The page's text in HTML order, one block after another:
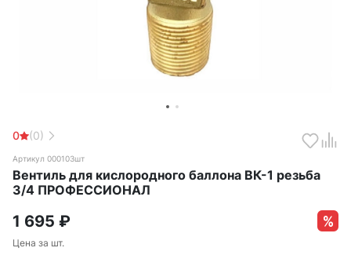
0 (0)
Артикул 000103шт
Вентиль для кислородного баллона ВК-1 резьба
3/4 ПРОФЕССИОНАЛ
1 695 ₽
Цена за шт.